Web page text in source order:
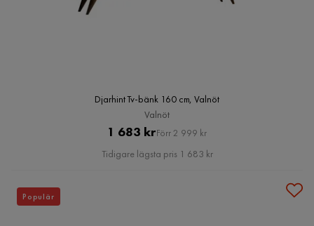
Djarhint Tv-bänk 160 cm, Valnöt
Valnöt
Pris
1 683 krOriginal
Pris
Förr 2 999 kr
Tidigare lägsta pris 1 683 kr
Populär